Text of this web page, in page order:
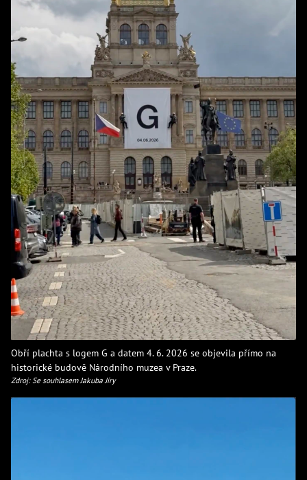
Obří plachta s logem G a datem 4. 6. 2026 se objevila přímo na
historické budově Národního muzea v Praze.
Zdroj: Se souhlasem Jakuba Jíry